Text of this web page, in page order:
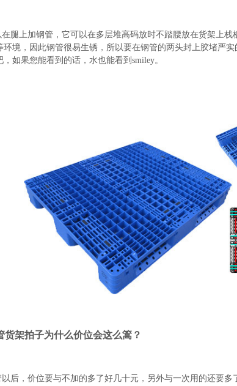
腿上加钢管，它可以在多层堆高码放时不踏腰放在货架上
境，因此钢管很易生锈，所以要在钢管的两头封上胶堵严
如果您能看到的话，水也能看到smiley。
货架拍子为什么价位会这么篙？
后，价位要与不加的多了好几十元，另外与一次用的还要